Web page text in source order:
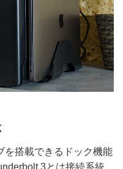
を搭載できるドック機能
3とは接続系統